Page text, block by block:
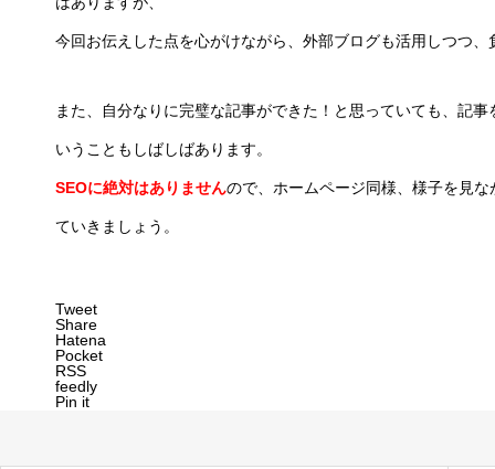
今回お伝えした点を心がけながら、外部ブログも活用しつつ
また、自分なりに完璧な記事ができた！と思っていても、記
いうこともしばしばあります。
SEOに絶対はありませんので、ホームページ同様、様子を見
ていきましょう。
Tweet
Share
Hatena
Pocket
RSS
feedly
Pin it